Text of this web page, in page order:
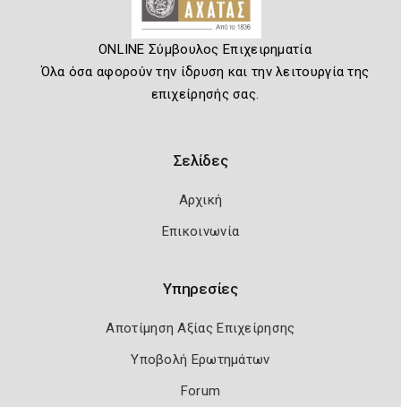
ONLINE Σύμβουλος Επιχειρηματία
Όλα όσα αφορούν την ίδρυση και την λειτουργία της
επιχείρησής σας.
Σελίδες
Αρχική
Επικοινωνία
Υπηρεσίες
Αποτίμηση Αξίας Επιχείρησης
Υποβολή Ερωτημάτων
Forum